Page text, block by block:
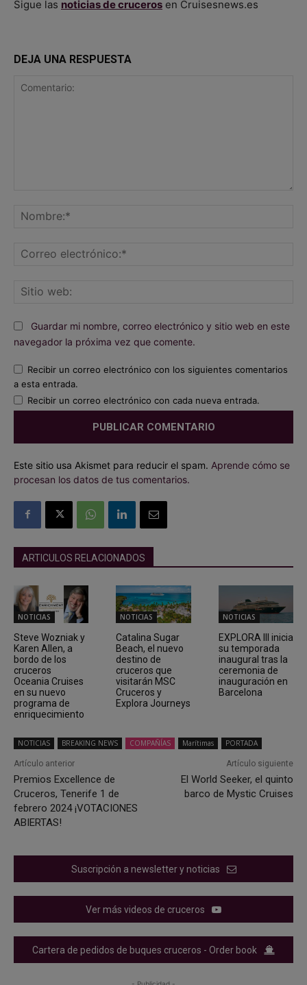
Sigue las noticias de cruceros en Cruisesnews.es
DEJA UNA RESPUESTA
Guardar mi nombre, correo electrónico y sitio web en este
navegador la próxima vez que comente.
Recibir un correo electrónico con los siguientes comentarios
a esta entrada.
Recibir un correo electrónico con cada nueva entrada.
Este sitio usa Akismet para reducir el spam. Aprende cómo se
procesan los datos de tus comentarios.
ARTICULOS RELACIONADOS
NOTICIAS
Steve Wozniak y
Karen Allen, a
bordo de los
cruceros
Oceania Cruises
en su nuevo
programa de
enriquecimiento
NOTICIAS
Catalina Sugar
Beach, el nuevo
destino de
cruceros que
visitarán MSC
Cruceros y
Explora Journeys
NOTICIAS
EXPLORA III inicia
su temporada
inaugural tras la
ceremonia de
inauguración en
Barcelona
NOTICIAS BREAKING NEWS COMPAÑÍAS Marítimas PORTADA
Artículo anterior
Premios Excellence de
Cruceros, Tenerife 1 de
febrero 2024 ¡VOTACIONES
ABIERTAS!
Artículo siguiente
El World Seeker, el quinto
barco de Mystic Cruises
Suscripción a newsletter y noticias
Ver más videos de cruceros
Cartera de pedidos de buques cruceros - Order book